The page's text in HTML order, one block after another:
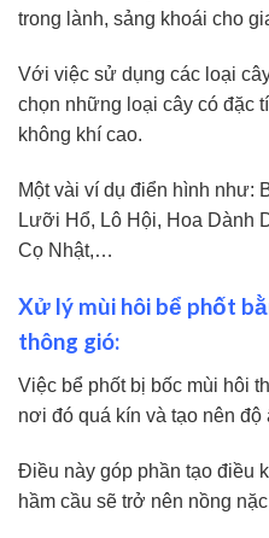
trong lành, sảng khoái cho
Với việc sử dụng các loại
chọn những loại cây có đặc
không khí cao.
Một vài ví dụ điển hình như:
Lưỡi Hổ, Lô Hội, Hoa Dành
Cọ Nhật,…
Xử lý mùi hôi bể phốt
thông gió:
Việc bể phốt bị bốc mùi hôi
nơi đó quá kín và tạo nên độ
Điều này góp phần tạo điều
hầm cầu sẽ trở nên nồng